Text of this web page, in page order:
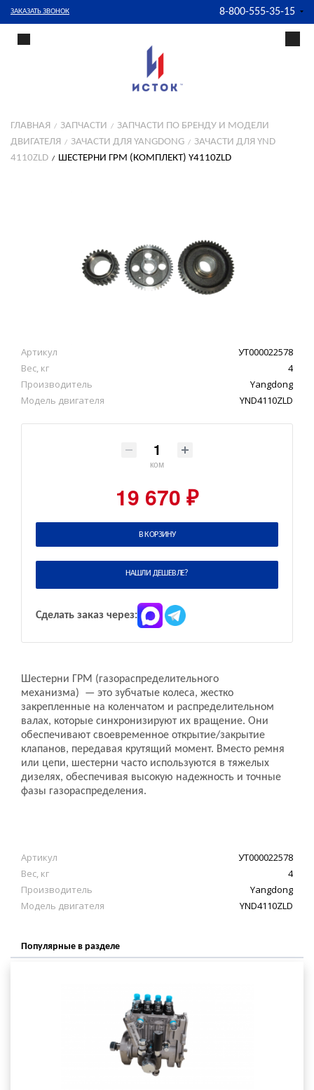
ЗАКАЗАТЬ ЗВОНОК 8-800-555-35-15
ГЛАВНАЯ ЗАПЧАСТИ
ЗАПЧАСТИ ПО БРЕНДУ И МОДЕЛИ
ДВИГАТЕЛЯ
ЗАЧАСТИ ДЛЯ YANGDONG
ЗАЧАСТИ ДЛЯ YND
4110ZLD
ШЕСТЕРНИ ГРМ (КОМПЛЕКТ) Y4110ZLD
Артикул
УТ000022578
Вес, кг
4
Производитель
Yangdong
Модель двигателя
YND4110ZLD
ком
19 670 ₽
В КОРЗИНУ
НАШЛИ ДЕШЕВЛЕ?
Сделать заказ через:
Шестерни ГРМ (газораспределительного
механизма) — это зубчатые колеса, жестко
закрепленные на коленчатом и распределительном
валах, которые синхронизируют их вращение. Они
обеспечивают своевременное открытие/закрытие
клапанов, передавая крутящий момент. Вместо ремня
или цепи, шестерни часто используются в тяжелых
дизелях, обеспечивая высокую надежность и точные
фазы газораспределения.
Артикул
УТ000022578
Вес, кг
4
Производитель
Yangdong
Модель двигателя
YND4110ZLD
Популярные в разделе